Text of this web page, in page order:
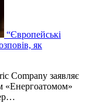
“Європейські
як
Company заявляє
«Енергоатомом»